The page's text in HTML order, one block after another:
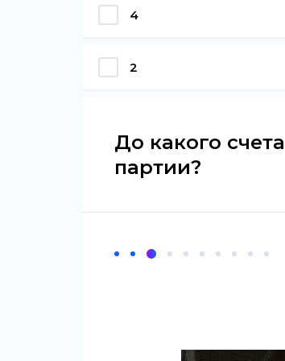
4
2
До какого
партии?